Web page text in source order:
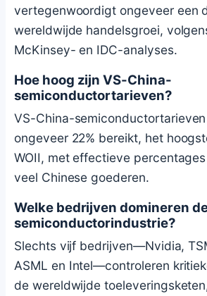
vertegenwoordigt ongeveer een
wereldwijde handelsgroei,
McKinsey- en IDC-analyses.
Hoe hoog zijn VS-China-
semiconductortarieven?
VS-China-
ongeveer 22% bereikt, het
WOII, met effectieve
veel Chinese goederen.
Welke bedrijven domineren
semiconductorindustrie?
Slechts vijf bedrijven—Nvidia,
ASML en Intel—controleren
de wereldwijde